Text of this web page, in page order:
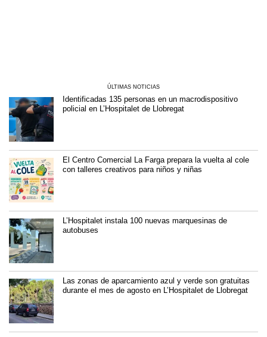
ÚLTIMAS NOTICIAS
Identificadas 135 personas en un macrodispositivo
policial en L’Hospitalet de Llobregat
El Centro Comercial La Farga prepara la vuelta al cole
con talleres creativos para niños y niñas
L’Hospitalet instala 100 nuevas marquesinas de
autobuses
Las zonas de aparcamiento azul y verde son gratuitas
durante el mes de agosto en L’Hospitalet de Llobregat